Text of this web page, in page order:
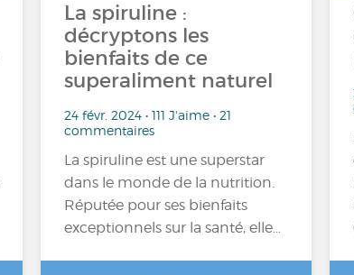
La spiruline :
décryptons les
bienfaits de ce
superaliment naturel
24 févr. 2024 • 111 J'aime • 21
commentaires
La spiruline est une superstar
dans le monde de la nutrition.
Réputée pour ses bienfaits
exceptionnels sur la santé, elle…